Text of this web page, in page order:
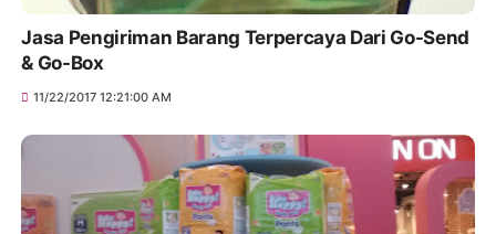
Jasa Pengiriman Barang Terpercaya Dari Go-Send
& Go-Box
11/22/2017 12:21:00 AM